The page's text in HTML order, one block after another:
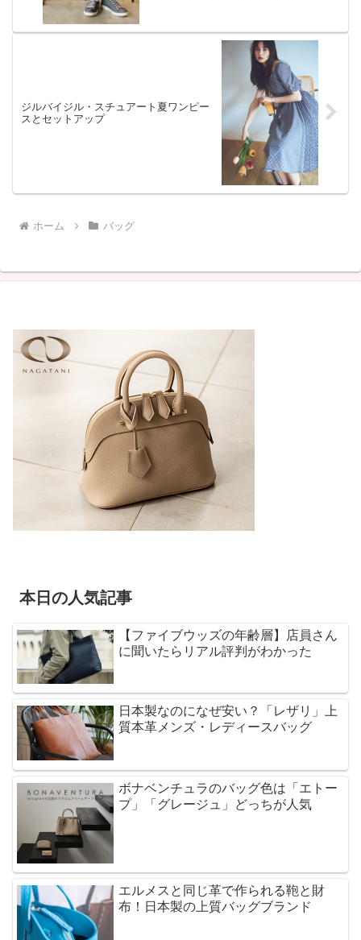
ジルバイジル・スチュアート夏ワンピー
スとセットアップ
ホーム バッグ
本日の人気記事
【ファイブウッズの年齢層】店員さん
に聞いたらリアル評判がわかった
日本製なのになぜ安い？「レザリ」上
質本革メンズ・レディースバッグ
ボナベンチュラのバッグ色は「エトー
プ」「グレージュ」どっちが人気
エルメスと同じ革で作られる鞄と財
布！日本製の上質バッグブランド